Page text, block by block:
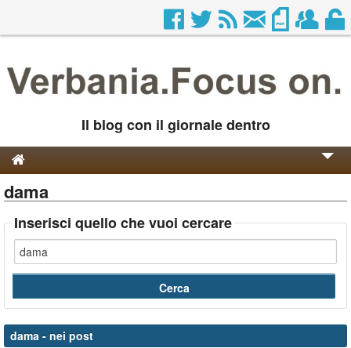
Il blog con il giornale dentro
Genesi e Storia
Contatti
dama
Inserisci quello che vuoi cercare
dama - nei post